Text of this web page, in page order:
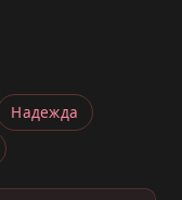
Надежда